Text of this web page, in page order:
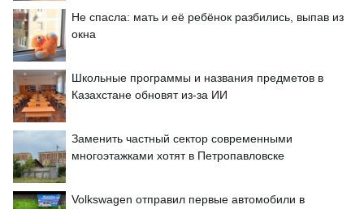
Не спасла: мать и её ребёнок разбились, выпав из
окна
Школьные программы и названия предметов в
Казахстане обновят из-за ИИ
Заменить частный сектор современными
многоэтажками хотят в Петропавловске
Volkswagen отправил первые автомобили в